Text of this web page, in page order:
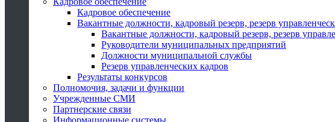
Кадровое обеспечение
Вакантные должности, кадровый резерв, резерв
Вакантные должности, кадровый резерв, резерв
Руководители муниципальных предприятий
Должности муниципальной службы
Резерв управленческих кадров
Результаты конкурсов
Полномочия, задачи и функции
Учрежденные СМИ
Партнерские связи
Информационные системы